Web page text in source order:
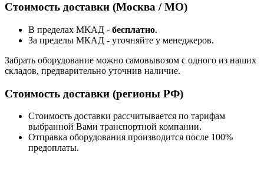
Стоимость доставки (Москва / МО)
В пределах МКАД - бесплатно.
За пределы МКАД - уточняйте у менеджеров.
Забрать оборудование можно самовывозом с одного из наших
складов, предварительно уточнив наличие.
Стоимость доставки (регионы РФ)
Стоимость доставки рассчитывается по тарифам
выбранной Вами транспортной компании.
Отправка оборудования производится после 100%
предоплаты.